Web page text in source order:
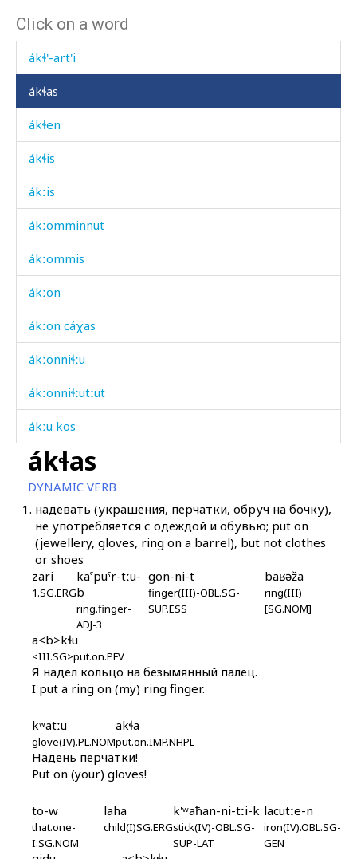
Click on a word
ákɬ'
ákɬ'-art'i
ákɬas
ákɬen
ákɬis
ákːis
ákːomminnut
ákːommis
ákːon
ákːon cáχas
ákːonniɬːu
ákːonniɬːutːut
ákːu kos
ákːukes
ákːurši
ákːus
ákːus as
ákːut'aw
álħam
álħat
álšun
álšunna
ánχ
ákɬas
DYNAMIC VERB
1. надевать (украшения, перчатки, обруч на бочку),
не употребляется с одеждой и обувью; put on
(jewellery, gloves, ring on a barrel), but not clothes
or shoes
zari
1.SG.ERG
kaˤpuˤr-tːu-
b
ring.finger-
ADJ-3
gon-ni-t
finger(III)-OBL.SG-
SUP.ESS
baʁəža
ring(III)
[SG.NOM]
a<b>kɬu
<III.SG>put.on.PFV
Я надел кольцо на безымянный палец.
I put a ring on (my) ring finger.
kʷatːu
glove(IV).PL.NOM
akɬa
put.on.IMP.NHPL
Надень перчатки!
Put on (your) gloves!
to-w
that.one-
I.SG.NOM
laha
child(I)SG.ERG
k'ʷaħan-ni-tːi-k
stick(IV)-OBL.SG-
SUP-LAT
lacutːe-n
iron(IV).OBL.SG-
GEN